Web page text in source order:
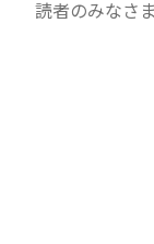
読者のみなさ